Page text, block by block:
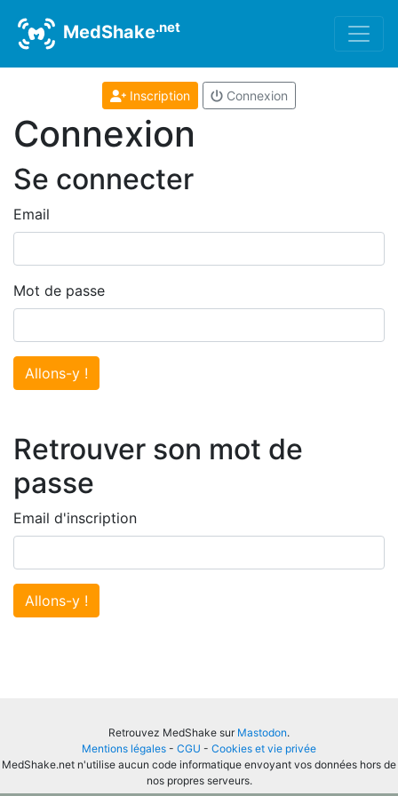
MedShake.net
Inscription Connexion
Connexion
Se connecter
Email
Mot de passe
Allons-y !
Retrouver son mot de
passe
Email d'inscription
Allons-y !
Retrouvez MedShake sur Mastodon.
Mentions légales - CGU - Cookies et vie privée
MedShake.net n'utilise aucun code informatique envoyant vos données hors de
nos propres serveurs.